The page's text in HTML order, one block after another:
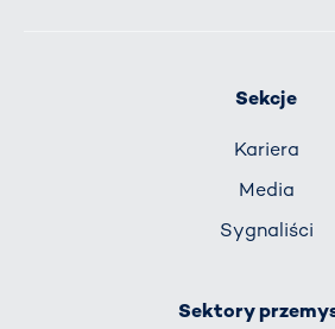
Sekcje
Kariera
Media
Sygnaliści
Sektory